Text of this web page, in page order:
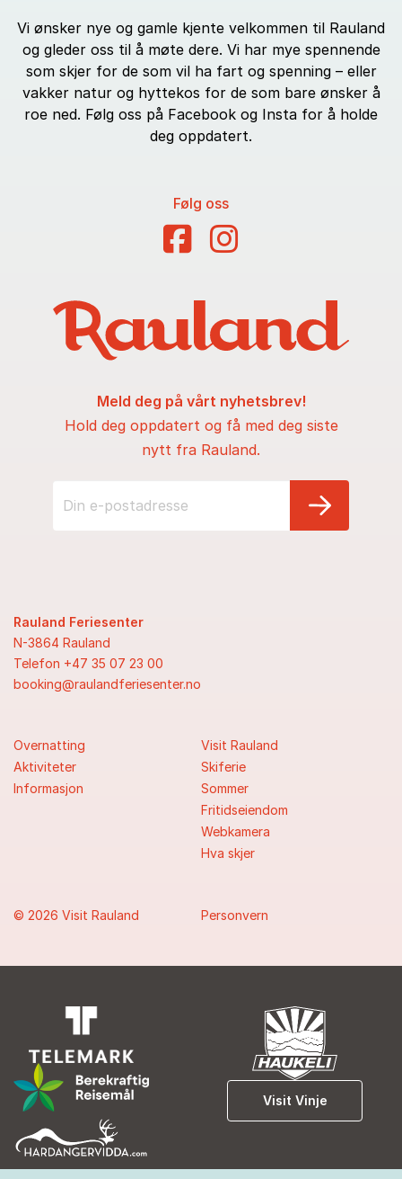
Vi ønsker nye og gamle kjente velkommen til Rauland
og gleder oss til å møte dere. Vi har mye spennende
som skjer for de som vil ha fart og spenning – eller
vakker natur og hyttekos for de som bare ønsker å
roe ned. Følg oss på Facebook og Insta for å holde
deg oppdatert.
Følg oss
Rauland Feriesenter
N-3864 Rauland
Telefon +47 35 07 23 00
booking@raulandferiesenter.no
Overnatting
Aktiviteter
Informasjon
Visit Rauland
Skiferie
Sommer
Fritidseiendom
Webkamera
Hva skjer
Meld deg på vårt nyhetsbrev!
Hold deg oppdatert og få med deg siste
nytt fra Rauland.
© 2026 Visit Rauland Personvern
Visit Vinje